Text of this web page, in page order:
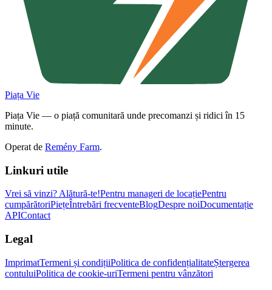
Piața Vie
Piața Vie — o piață comunitară unde precomanzi și ridici în 15
minute.
Operat de Remény Farm.
Linkuri utile
Vrei să vinzi? Alătură-te!Pentru manageri de locațiePentru
cumpărătoriPiețeÎntrebări frecventeBlogDespre noiDocumentație
APIContact
Legal
ImprimatTermeni și condițiiPolitica de confidențialitateȘtergerea
contuluiPolitica de cookie-uriTermeni pentru vânzători